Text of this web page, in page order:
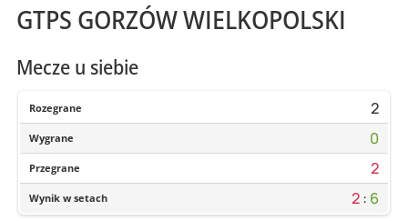
GTPS GORZÓW WIELKOPOLSKI
Mecze u siebie
Rozegrane 2
Wygrane 0
Przegrane 2
Wynik w setach 2: 6